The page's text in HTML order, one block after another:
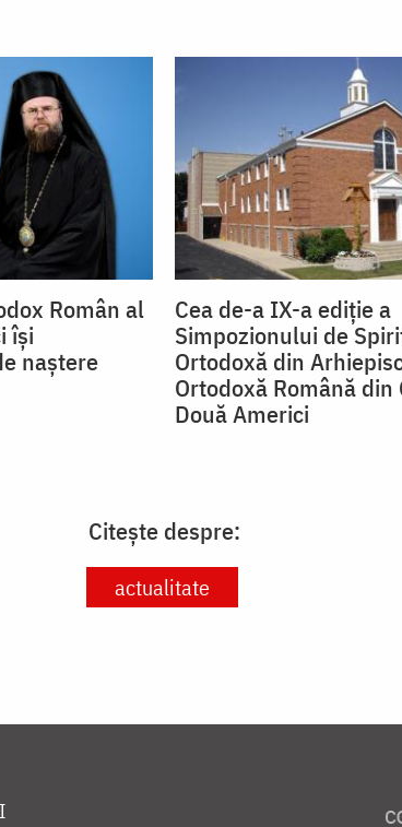
Român al
își
naștere
Cea de-a IX-a ediție a
Simpozionului de
Ortodoxă din
Ortodoxă Română din
Două Americi
Citește despre:
actualitate